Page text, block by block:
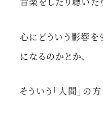
心にどういう影響を
になるのかとか、
そういう「人間」の